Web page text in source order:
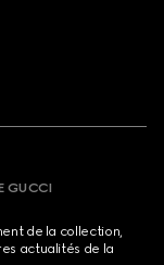
GUCCI
de la collection,
actualités de la